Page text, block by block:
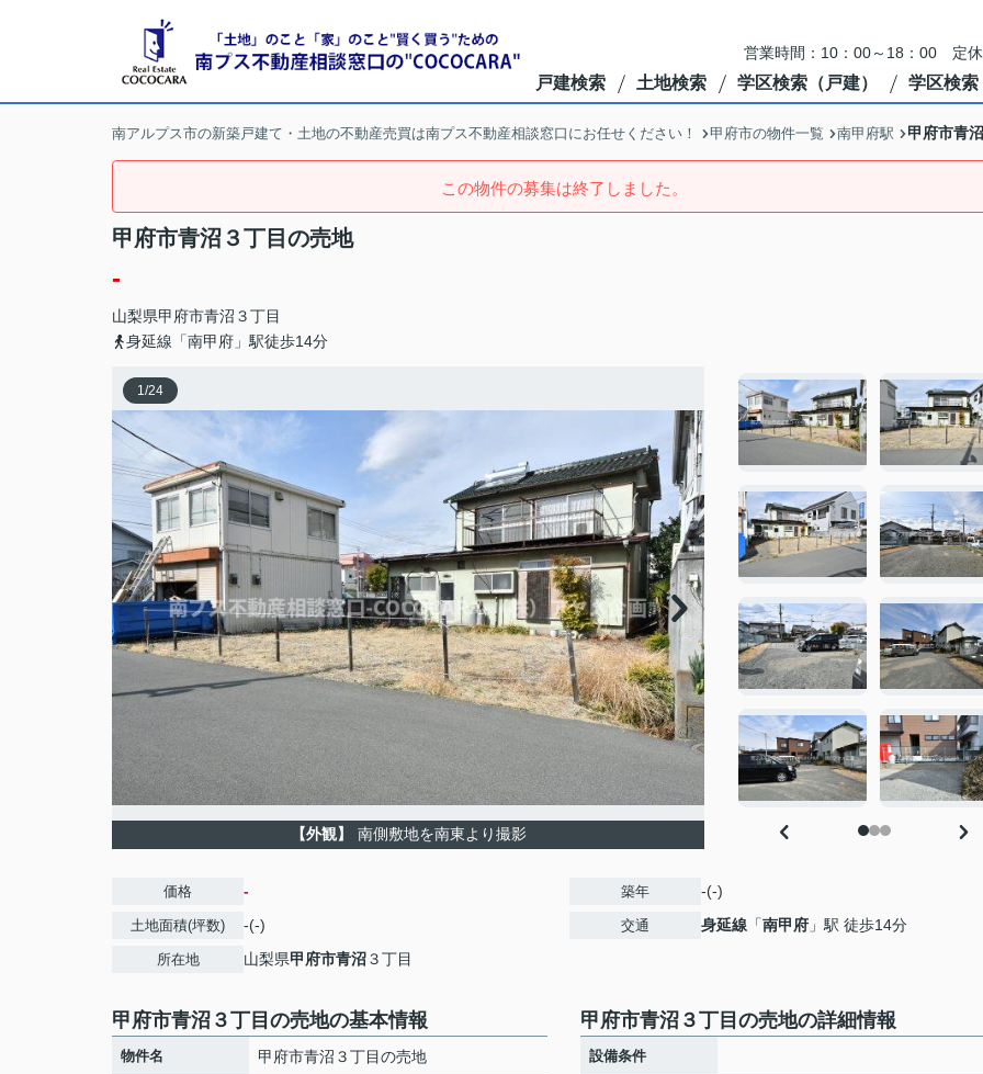
営業時間：10：00～18：00 定
戸建検索 土地検索 学区検索（戸建） 学区検索
南アルプス市の新築戸建て・土地の不動産売買は南プス不動産相談窓口にお任せください！ 甲府市の物件一覧 南甲府駅 甲府市青
この物件の募集は終了しました。
甲府市青沼３丁目の売地
-
山梨県甲府市青沼 ３丁目
身延線「南甲府」駅徒歩14分
1/24
【外観】 南側敷地を南東より撮影
価格 -
土地面積(坪数) -(-)
所在地 山梨県甲府市青沼３丁目
築年 -(-)
交通 身延線 「南甲府 」駅 徒歩14分
甲府市青沼３丁目の売地の基本情報
物件名 甲府市青沼３丁目の売地
甲府市青沼３丁目の売地の詳細情報
設備条件